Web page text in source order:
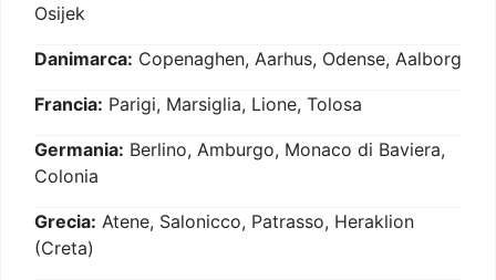
Osijek
Danimarca: Copenaghen, Aarhus, Odense, Aalborg
Francia: Parigi, Marsiglia, Lione, Tolosa
Germania: Berlino, Amburgo, Monaco di Baviera,
Colonia
Grecia: Atene, Salonicco, Patrasso, Heraklion
(Creta)